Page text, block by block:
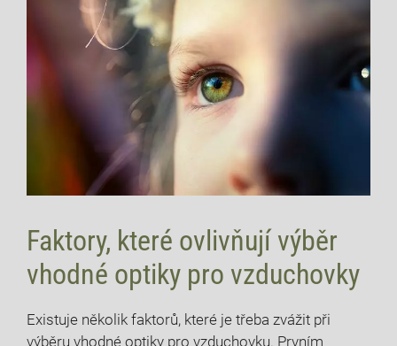
Faktory, které ovlivňují výběr
vhodné optiky pro vzduchovky
Existuje několik faktorů, které je třeba zvážit při
výběru vhodné optiky pro vzduchovku. Prvním